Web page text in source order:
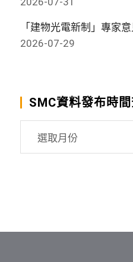
「建物光電新制」專家
2026-07-29
SMC資料發布時